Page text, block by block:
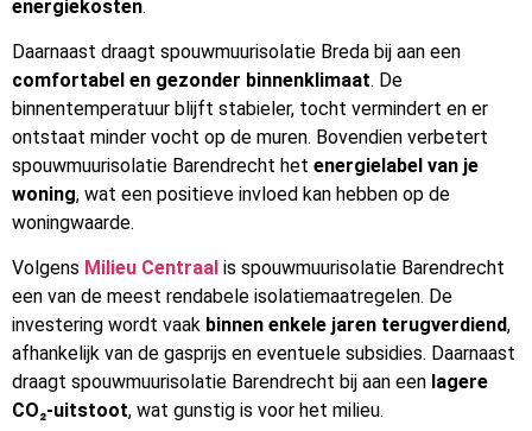
energiekosten.
Daarnaast draagt spouwmuurisolatie Breda bij aan een
comfortabel en gezonder binnenklimaat. De
binnentemperatuur blijft stabieler, tocht vermindert en er
ontstaat minder vocht op de muren. Bovendien verbetert
spouwmuurisolatie Barendrecht het energielabel van je
woning, wat een positieve invloed kan hebben op de
woningwaarde.
Volgens Milieu Centraal is spouwmuurisolatie Barendrecht
een van de meest rendabele isolatiemaatregelen. De
investering wordt vaak binnen enkele jaren terugverdiend,
afhankelijk van de gasprijs en eventuele subsidies. Daarnaast
draagt spouwmuurisolatie Barendrecht bij aan een lagere
CO₂-uitstoot, wat gunstig is voor het milieu.